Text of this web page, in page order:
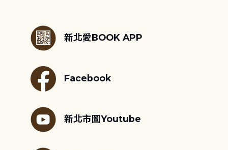
新北愛BOOK APP
Facebook
新北市圖Youtube